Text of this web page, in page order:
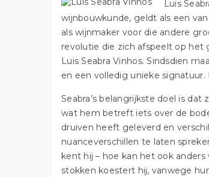
Luis
wijnbouwkunde, geldt als een
als wijnmaker voor die andere
revolutie die zich afspeelt op het
Luis Seabra Vinhos. Sindsdien
en een volledig unieke
Seabra’s belangrijkste doel is
wat hem betreft iets over de
druiven heeft geleverd en
nuanceverschillen te laten
kent hij – hoe kan het ook
stokken koestert hij, vanwege